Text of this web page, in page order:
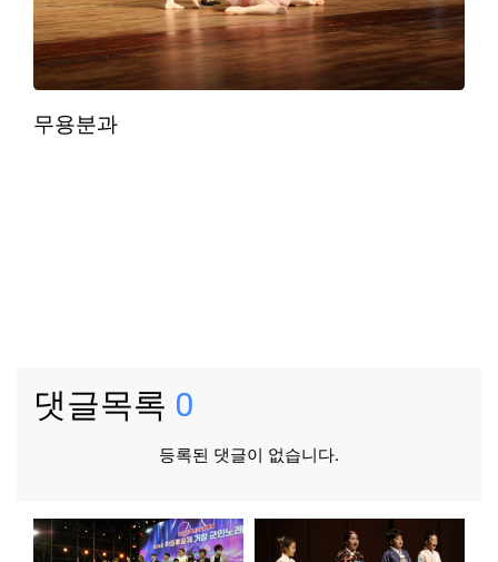
무용분과
댓글목록 0
등록된 댓글이 없습니다.